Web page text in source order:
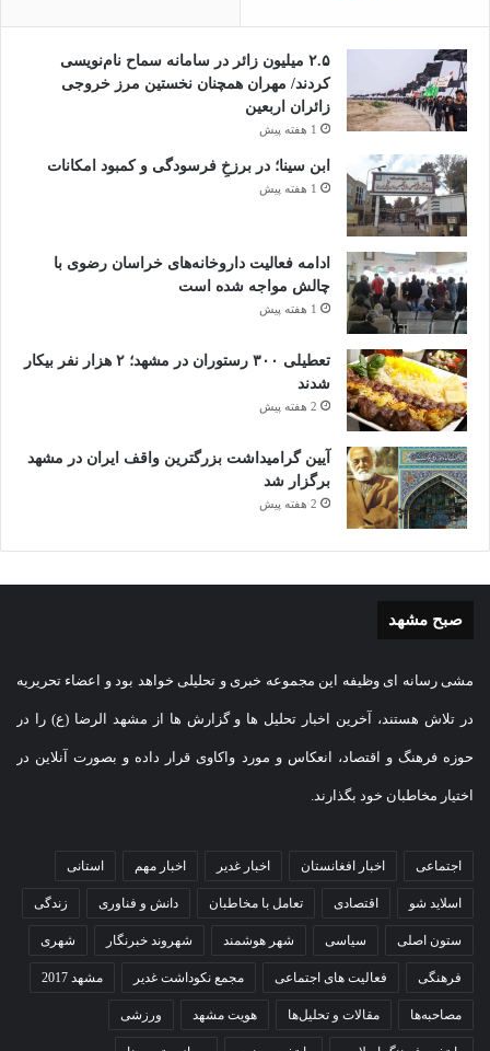
۲.۵ میلیون زائر در سامانه سماح نام‌نویسی
کردند/ مهران همچنان نخستین مرز خروجی
زائران اربعین
1 هفته پیش
ابن سینا؛ در برزخِ فرسودگی و کمبود امکانات
1 هفته پیش
ادامه فعالیت داروخانه‌های خراسان رضوی با
چالش مواجه شده است
1 هفته پیش
تعطیلی ۳۰۰ رستوران در مشهد؛ ۲ هزار نفر بیکار
شدند
2 هفته پیش
آیین گرامیداشت بزرگترین واقف ایران در مشهد
برگزار شد
2 هفته پیش
صبح مشهد
مشی رسانه ای وظیفه این مجموعه خبری و تحلیلی خواهد بود و اعضاء تحریریه
در تلاش هستند، آخرین اخبار تحلیل ها و گزارش ها از مشهد الرضا (ع) را در
حوزه فرهنگ و اقتصاد، انعکاس و مورد واکاوی قرار داده و بصورت آنلاین در
اختیار مخاطبان خود بگذارند.
اجتماعی اخبار افغانستان اخبار غدیر اخبار مهم استانی
اسلاید شو اقتصادی تعامل با مخاطبان دانش و فناوری زندگی
ستون اصلی سیاسی شهر هوشمند شهروند خبرنگار شهری
فرهنگی فعالیت های اجتماعی مجمع نکوداشت غدیر مشهد 2017
مصاحبه‌ها مقالات و تحلیل‌ها هویت مشهد ورزشی